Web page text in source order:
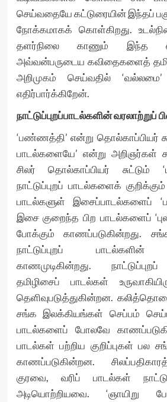
செய்வதையே கட்டுரையின் இந்தப்
நோக்கமாகக் கொள்கிறது.
தளர்நிலை காணும் இந்த
அவ்வன்பருடைய கவிதைகளைத்
அறிமுகம் செய்வதில்
எதிர்பார்க்கிறேன்.
நாட்டுப்புறப்பாடல்களின் வரலாற்றுப்
‘பண்ணத்தி’ என்று தொல்காப்பியர்
பாடல்களையே’ என்று அறிஞர்கள்
சிலர் தொல்காப்பியர் சுட்டும்
நாட்டுப்புறப் பாடல்களைக்
பாடல்களுள் இசைப்பாடல்களைப்
இசை குறைந்த பிற பாடல்களைப்
போக்கும் காணப்படுகின்றது.
நாட்டுப்புறப் பாடல்களின்
காணமுடிகின்றது. நாட்டுப்புறப்
தமிழிசைப் பாடல்கள்
தெளிவுபடுத்துகின்றன.
சங்க இலக்கியங்கள் செப்பம்
பாடல்களைப் போலவே
பாடல்கள் பற்றிய குறிப்புகள் பல
காணப்படுகின்றன.
குரவை, வரிப் பாடல்கள்
அடியொற்றியவை. ‘ஞாயிறு